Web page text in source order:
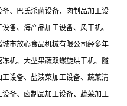
、巴氏杀菌设备、肉制品加工设
备、海产品加工设备、风干机、
市放心食品机械有限公司经多年
机、大型果蔬双螺旋烘干机、隧
设备、盐渍菜加工设备、蔬菜清
备、卤制品加工设备、蔬菜加工